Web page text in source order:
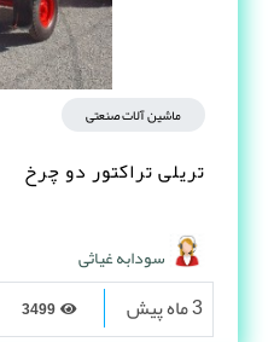
ماشین آلات صنعتی
تریلی تراکتور دو چرخ
سودابه غیاثی
3 ماه پیش